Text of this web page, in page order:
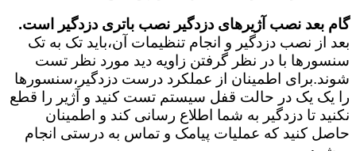
گام بعد نصب آژیرهای دزدگیر نصب باتری دزدگیر است.
بعد از نصب دزدگیر و انجام تنظیمات آن،باید تک به تک
سنسورها با در نظر گرفتن زاویه دید مورد نظر تست
شوند.برای اطمینان از عملکرد درست دزدگیر،سنسورها
را یک یک در حالت قفل سیستم تست کنید و آژیر را قطع
نکنید تا دزدگیر به شما اطلاع رسانی کند و اطمینان
حاصل کنید که عملیات پیامک و تماس به درستی انجام